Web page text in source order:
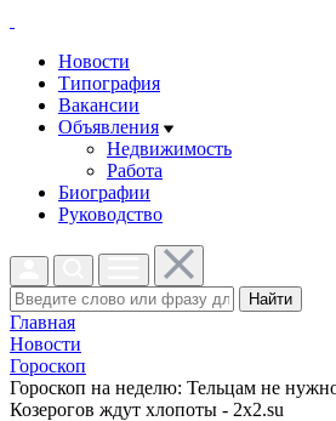
Новости
Типография
Вакансии
Объявления
Недвижимость
Работа
Биографии
Руководство
Найти
Главная
Новости
Гороскоп
Гороскоп на неделю: Тельцам не
Козерогов ждут хлопоты - 2x2.su